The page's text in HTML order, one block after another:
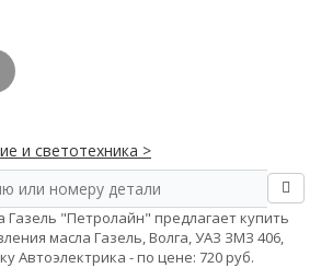
и светотехника >
Газель "Петролайн" предлагает купить
масла Газель, Волга, УАЗ ЗМЗ 406,
Автоэлектрика - по цене: 720 руб.